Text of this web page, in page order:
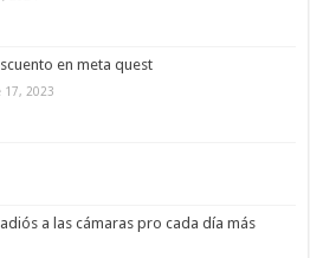
en meta quest
17, 2023
a las cámaras pro cada día más